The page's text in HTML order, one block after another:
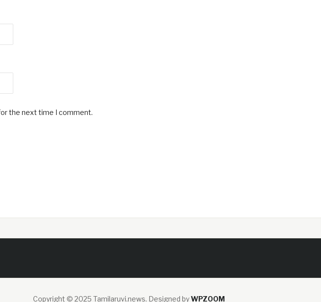
the next time I comment.
Copyright © 2025 Tamilaruvi.news. Designed byWPZOOM